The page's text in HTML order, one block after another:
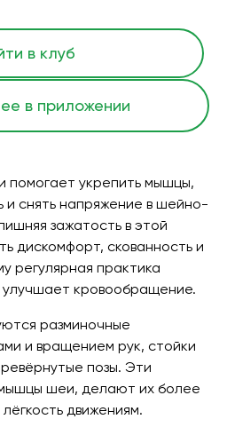
в клуб
в приложении
помогает укрепить мышцы,
и снять напряжение в шейно-
зажатость в этой
дискомфорт, скованность и
регулярная практика
кровообращение.
разминочные
и вращением рук, стойки
позы. Эти
шеи, делают их более
движениям.